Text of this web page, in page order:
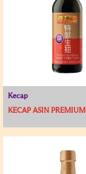
Kecap
KECAP ASIN PREMIUM